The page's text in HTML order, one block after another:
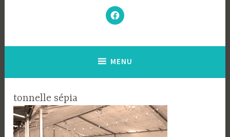
–
N’hésitez
pas
à
;-)
MENU
tonnelle sépia